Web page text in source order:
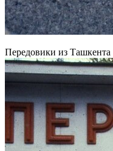
Передовики из Ташкента